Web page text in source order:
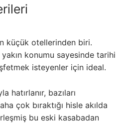
küçük otellerinden biri.
konumu sayesinde tarihi
isteyenler için ideal.
hatırlanır, bazıları
çok bıraktığı hisle akılda
bu eski kasabadan